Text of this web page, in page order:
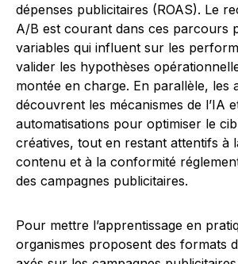
dépenses publicitaires (ROAS). Le
A/B est courant dans ces parcours
variables qui influent sur les
valider les hypothèses
montée en charge. En parallèle, les
découvrent les mécanismes de l’IA
automatisations pour optimiser le
créatives, tout en restant attentifs à
contenu et à la conformité
des campagnes publicitaires.
Pour mettre l’apprentissage en
organismes proposent des formats